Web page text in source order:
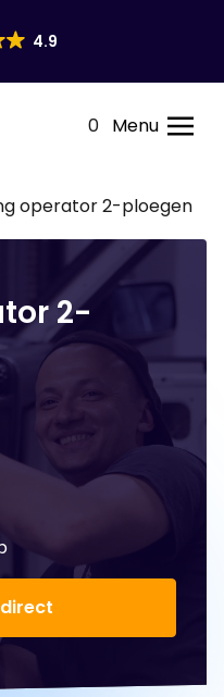
4.9
0 Menu
operator 2-ploegen
2-